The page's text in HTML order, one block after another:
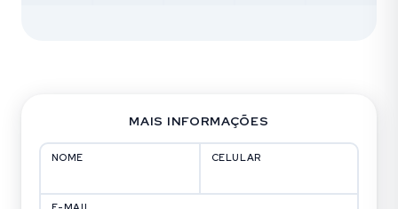
MAIS INFORMAÇÕES
NOME CELULAR